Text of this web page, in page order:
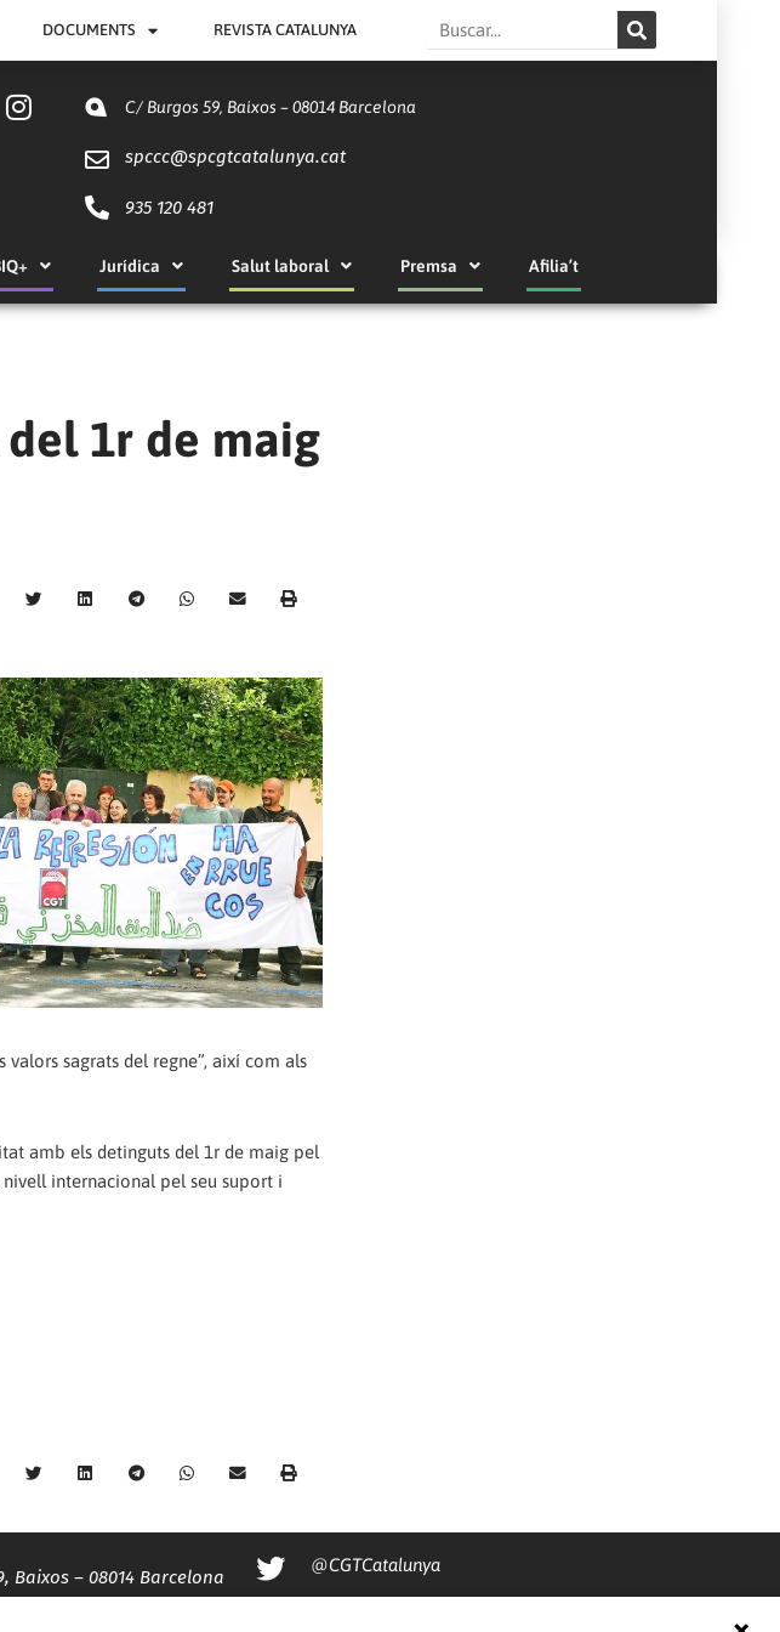
DOCUMENTS REVISTA CATALUNYA Search
C/ Burgos 59, Baixos – 08014 Barcelona
spccc@spcgtcatalunya.cat
935 120 481
Jurídica Salut laboral Premsa Afilia’t
1r de maig
sagrats del regne”, així com als
amb els detinguts del 1r de maig pel
internacional pel seu suport i
Baixos – 08014 Barcelona
@CGTCatalunya